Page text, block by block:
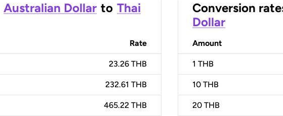
Australian Dollar to Thai
Rate
23.26 THB
232.61 THB
465.22 THB
Conversion
Dollar
Amount
1 THB
10 THB
20 THB